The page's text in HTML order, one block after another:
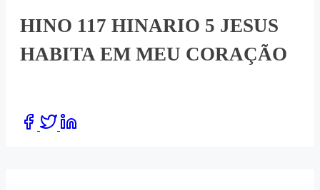
HINO 117 HINARIO 5 JESUS
HABITA EM MEU CORAÇÃO
Share